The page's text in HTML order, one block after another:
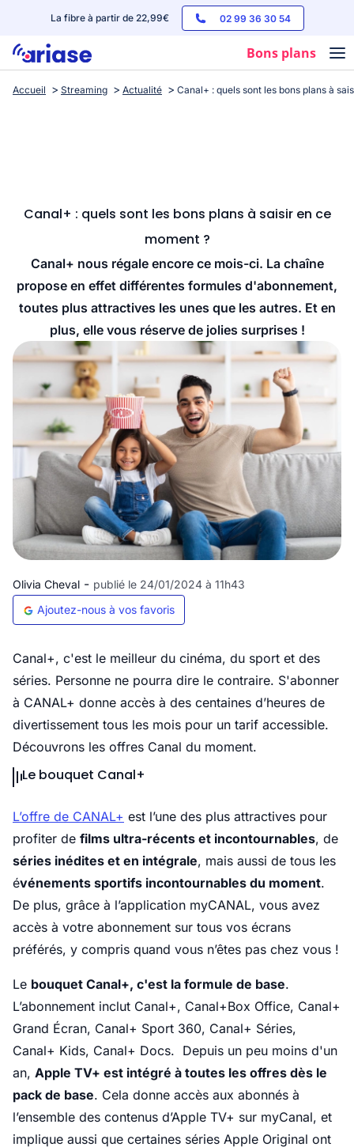
La fibre à partir de 22,99€ 02 99 36 30 54
Bons plans
Box internet
Streaming
Accueil Streaming Actualité Canal+ : quels sont les bons plans à
Canal+ : quels sont les bons plans à saisir en ce
moment ?
Canal+ nous régale encore ce mois-ci. La chaîne
propose en effet différentes formules d'abonnement,
toutes plus attractives les unes que les autres. Et en
plus, elle vous réserve de jolies surprises !
Olivia Cheval - publié le 24/01/2024 à 11h43
Ajoutez-nous à vos favoris
Canal+, c'est le meilleur du cinéma, du sport et des
séries. Personne ne pourra dire le contraire. S'abonner
à CANAL+ donne accès à des centaines d’heures de
divertissement tous les mois pour un tarif accessible.
Découvrons les offres Canal du moment.
Le bouquet Canal+
L’offre de CANAL+ est l’une des plus attractives pour
profiter de films ultra-récents et incontournables, de
séries inédites et en intégrale, mais aussi de tous les
événements sportifs incontournables du moment.
De plus, grâce à l’application myCANAL, vous avez
accès à votre abonnement sur tous vos écrans
préférés, y compris quand vous n’êtes pas chez vous !
Le bouquet Canal+, c'est la formule de base.
L’abonnement inclut Canal+, Canal+Box Office, Canal+
Grand Écran, Canal+ Sport 360, Canal+ Séries,
Canal+ Kids, Canal+ Docs. Depuis un peu moins d'un
an, Apple TV+ est intégré à toutes les offres dès le
pack de base. Cela donne accès aux abonnés à
l’ensemble des contenus d’Apple TV+ sur myCanal, et
implique aussi que certaines séries Apple Original ont